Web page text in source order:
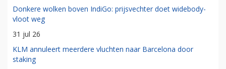
Donkere wolken boven IndiGo: prijsvechter doet widebody-
vloot weg
31 jul 26
KLM annuleert meerdere vluchten naar Barcelona door
staking